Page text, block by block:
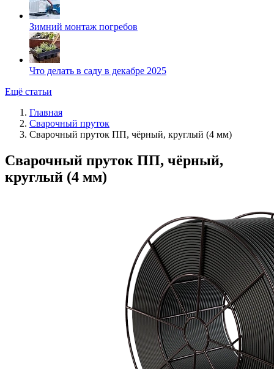
Зимний монтаж погребов
Что делать в саду в декабре 2025
Ещё статьи
Главная
Сварочный пруток
Сварочный пруток ПП, чёрный, круглый (4 мм)
Сварочный пруток ПП, чёрный,
круглый (4 мм)